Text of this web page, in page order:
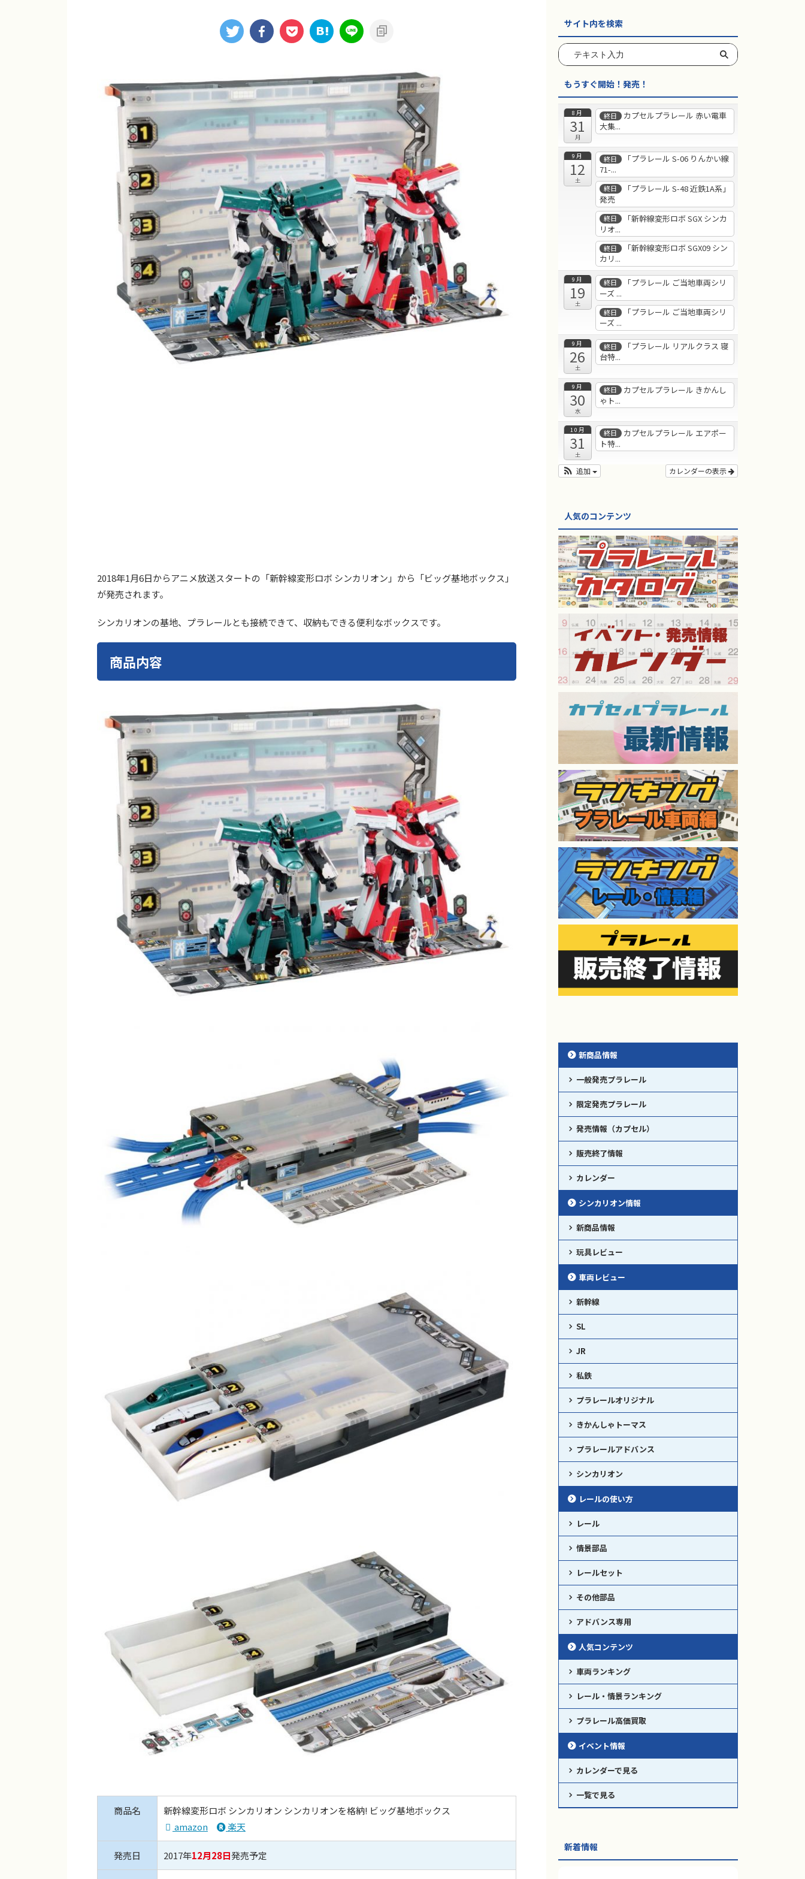
2018年1月6日からアニメ放送スタートの「新幹線変形ロボ シンカリオン」から「ビッグ基地ボックス」
が発売されます。
シンカリオンの基地、プラレールとも接続できて、収納もできる便利なボックスです。
商品内容
商品名
新幹線変形ロボ シンカリオン シンカリオンを格納! ビッグ基地ボックス
amazon
楽天
発売日 2017年12月28日発売予定
サイト内を検索
もうすぐ開始！発売！
8月
31
月
終日
カプセルプラレール 赤い電車
大集...
9月
12
土
終日
「プラレール S-06 りんかい線
71-...
終日
「プラレール S-48 近鉄1A系」
発売
終日
「新幹線変形ロボ SGX シンカ
リオ...
終日
「新幹線変形ロボ SGX09 シン
カリ...
9月
19
土
終日
「プラレール ご当地車両シリ
ーズ ...
終日
「プラレール ご当地車両シリ
ーズ ...
9月
26
土
終日
「プラレール リアルクラス 寝
台特...
9月
30
水
終日
カプセルプラレール きかんし
ゃト...
10月
31
土
終日
カプセルプラレール エアポー
ト特...
カレンダーの表示
追加
人気のコンテンツ
新商品情報
一般発売プラレール
限定発売プラレール
発売情報（カプセル）
販売終了情報
カレンダー
シンカリオン情報
新商品情報
玩具レビュー
車両レビュー
新幹線
SL
JR
私鉄
プラレールオリジナル
きかんしゃトーマス
プラレールアドバンス
シンカリオン
レールの使い方
レール
情景部品
レールセット
その他部品
アドバンス専用
人気コンテンツ
車両ランキング
レール・情景ランキング
プラレール高価買取
イベント情報
カレンダーで見る
一覧で見る
新着情報